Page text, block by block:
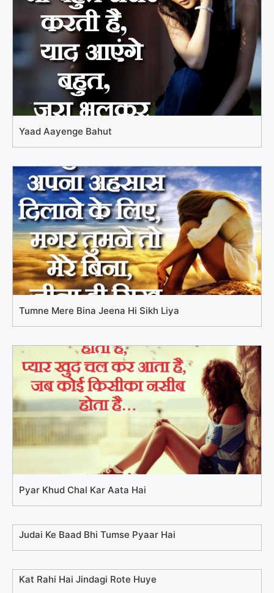
Yaad Aayenge Bahut
Tumne Mere Bina Jeena Hi Sikh Liya
Pyar Khud Chal Kar Aata Hai
Judai Ke Baad Bhi Tumse Pyaar Hai
Kat Rahi Hai Jindagi Rote Huye